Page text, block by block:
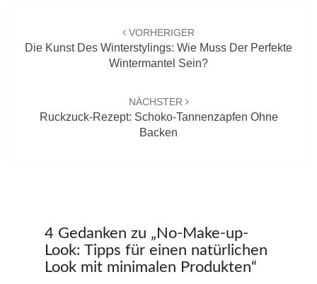
VORHERIGER
Die Kunst Des Winterstylings: Wie Muss Der Perfekte
Wintermantel Sein?
NÄCHSTER
Ruckzuck-Rezept: Schoko-Tannenzapfen Ohne
Backen
4 Gedanken zu „No-Make-up-
Look: Tipps für einen natürlichen
Look mit minimalen Produkten“